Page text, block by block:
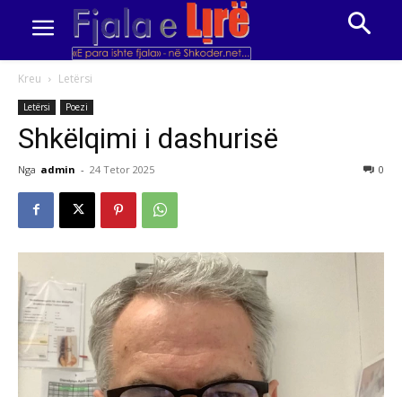
Kreu Letërsi
Letërsi Poezi
Shkëlqimi i dashurisë
Nga admin - 24 Tetor 2025 0